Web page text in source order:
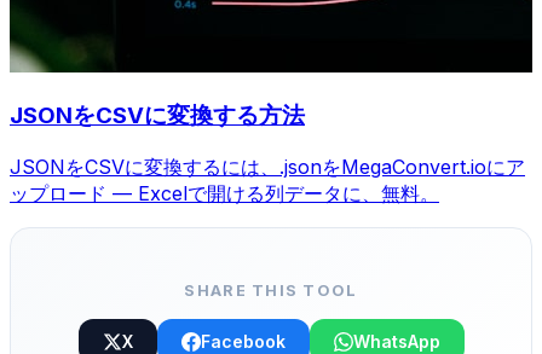
JSONをCSVに変換する方法
JSONをCSVに変換するには、.jsonをMegaConvert.ioにア
ップロード — Excelで開ける列データに、無料。
SHARE THIS TOOL
X Facebook WhatsApp